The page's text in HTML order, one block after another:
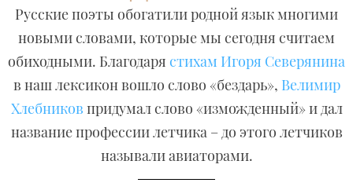
Русские поэты обогатили родной язык многими
новыми словами, которые мы сегодня считаем
обиходными. Благодаря стихам Игоря Северянина
в наш лексикон вошло слово «бездарь», Велимир
Хлебников придумал слово «изможденный» и дал
название профессии летчика – до этого летчиков
называли авиаторами.